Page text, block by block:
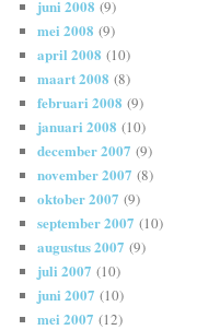
juni 2008 (9)
mei 2008 (9)
april 2008 (10)
maart 2008 (8)
februari 2008 (9)
januari 2008 (10)
december 2007 (9)
november 2007 (8)
oktober 2007 (9)
september 2007 (10)
augustus 2007 (9)
juli 2007 (10)
juni 2007 (10)
mei 2007 (12)